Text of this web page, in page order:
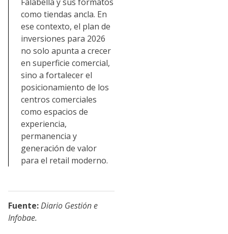
Falabella y sus formatos
como tiendas ancla. En
ese contexto, el plan de
inversiones para 2026
no solo apunta a crecer
en superficie comercial,
sino a fortalecer el
posicionamiento de los
centros comerciales
como espacios de
experiencia,
permanencia y
generación de valor
para el retail moderno.
Fuente:Diario Gestión e
Infobae.